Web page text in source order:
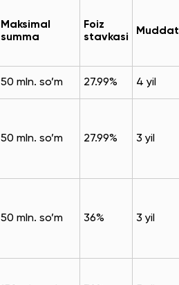
Maksimal
summa
Foiz
stavkasi
Muddat
50 mln. so’m 27.99% 4 yil
50 mln. so’m 27.99% 3 yil
50 mln. so’m 36% 3 yil